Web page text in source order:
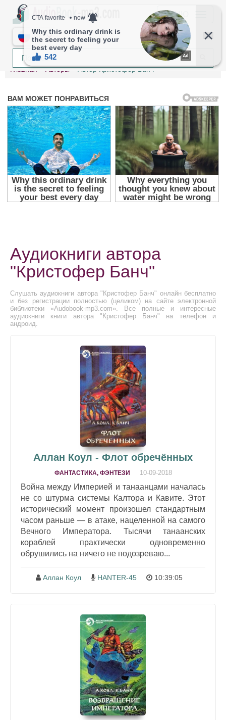
МЕНЮ
RU
Главная Авторы Автор Кристофер Банч
Аудиокниги автора
"Кристофер Банч"
Слушать аудиокниги автора "Кристофер Банч" онлайн бесплатно
и без регистрации полностью (целиком) на сайте электронной
библиотеки «Audobook-mp3.com». Все полные и интересные
аудиокниги книги автора "Кристофер Банч" на телефон и
андроид.
Аллан Коул - Флот обречённых
ФАНТАСТИКА, ФЭНТЕЗИ 10-09-2018
Война между Империей и танаанцами началась
не со штурма системы Калтора и Кавите. Этот
исторический момент произошел стандартным
часом раньше — в атаке, нацеленной на самого
Вечного Императора. Тысячи танаанских
кораблей практически одновременно
обрушились на ничего не подозреваю...
Аллан Коул HANTER-45 10:39:05